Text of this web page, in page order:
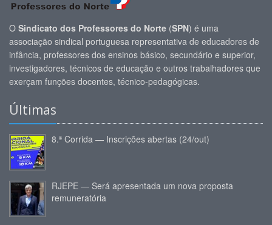
O Sindicato dos Professores do Norte (SPN) é uma
associação sindical portuguesa representativa de educadores de
infância, professores dos ensinos básico, secundário e superior,
investigadores, técnicos de educação e outros trabalhadores que
exerçam funções docentes, técnico-pedagógicas.
Últimas
8.ª Corrida — Inscrições abertas (24/out)
RJEPE — Será apresentada um nova proposta
remuneratória